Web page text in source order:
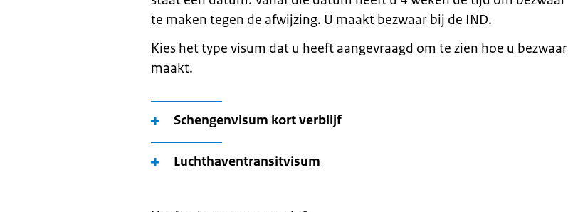
te maken tegen de afwijzing. U maakt bezwaar bij de IND.
Kies het type visum dat u heeft aangevraagd om te zien hoe u bezwaar
maakt.
Schengenvisum kort verblijf
Luchthaventransitvisum